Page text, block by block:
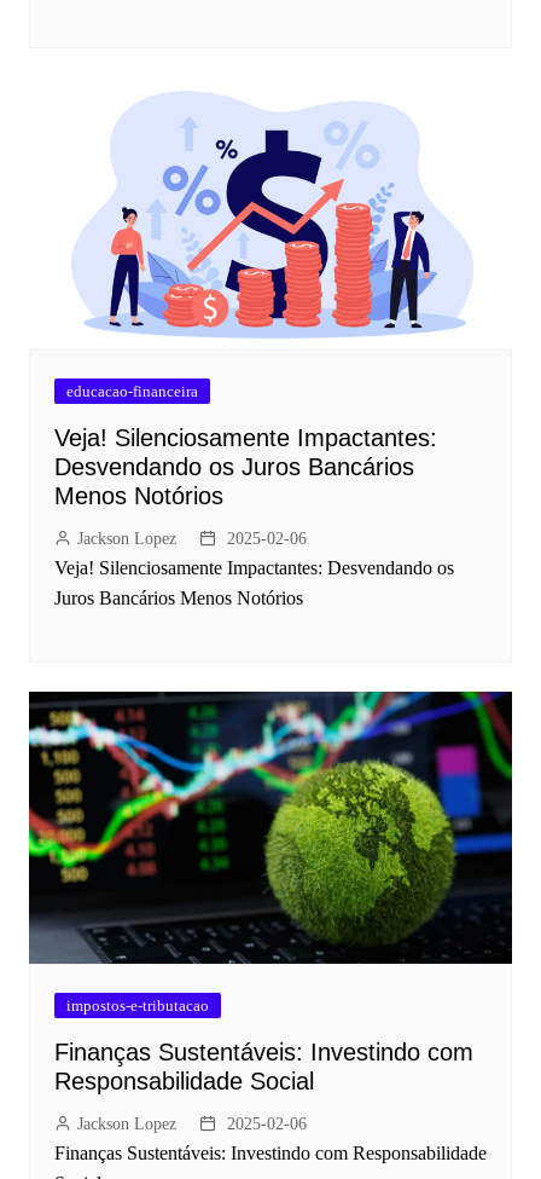
educacao-financeira
Veja! Silenciosamente Impactantes:
Desvendando os Juros Bancários
Menos Notórios
Jackson Lopez 2025-02-06
Veja! Silenciosamente Impactantes: Desvendando os
Juros Bancários Menos Notórios
impostos-e-tributacao
Finanças Sustentáveis: Investindo com
Responsabilidade Social
Jackson Lopez 2025-02-06
Finanças Sustentáveis: Investindo com Responsabilidade